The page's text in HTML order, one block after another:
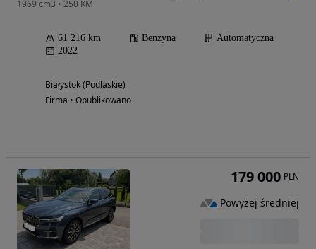
1969 cm3 • 250 KM
61 216 km Benzyna
Automatyczna
2022
Białystok (Podlaskie)
Firma • Opublikowano
179 000 PLN
Powyżej średniej